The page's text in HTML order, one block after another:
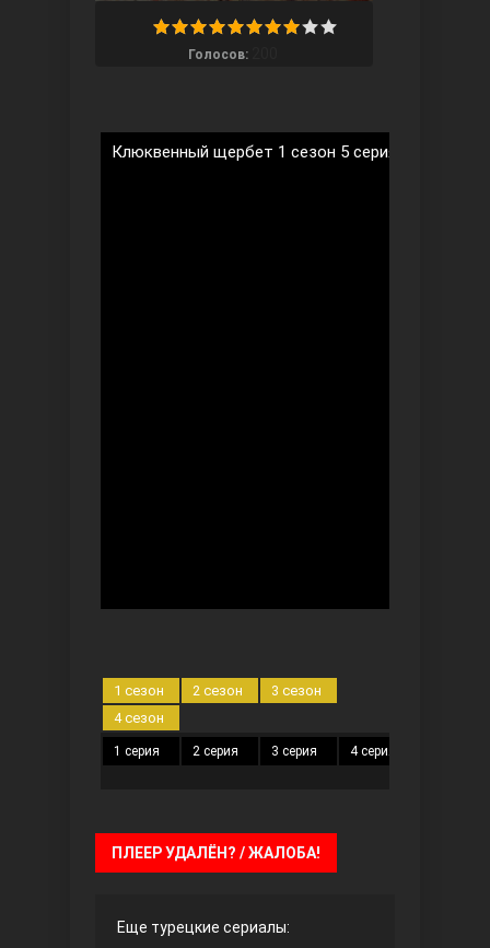
Голосов:
Клюквенный щербет 1 сезон 5 серия на
1 сезон 2 сезон
3 сезон
4 сезон
1 серия 2 серия 3 серия 4 серия
ПЛЕЕР УДАЛЁН? / ЖАЛОБА!
Еще турецкие сериалы: